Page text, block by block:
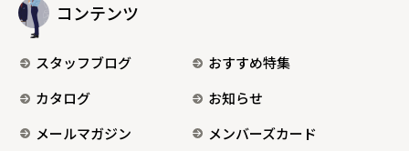
コンテンツ
スタッフブログ
おすすめ特集
カタログ
お知らせ
メールマガジン
メンバーズカード